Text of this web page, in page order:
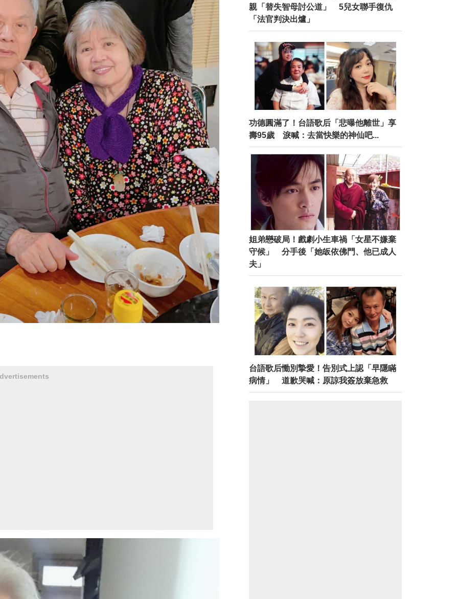
親「替失智母討公道」 5兒女聯手復仇
「法官判決出爐」
功德圓滿了！台語歌后「悲曝他離世」享
壽95歲 淚喊：去當快樂的神仙吧...
姐弟戀破局！戲劇小生車禍「女星不嫌棄
守候」 分手後「她皈依佛門、他已成人
夫」
台語歌后慟別摯愛！告別式上認「早隱瞞
病情」 道歉哭喊：原諒我簽放棄急救